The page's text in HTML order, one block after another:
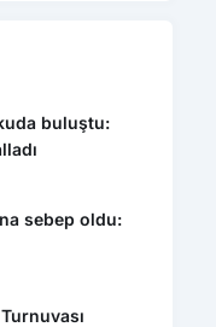
buluştu:
sebep oldu: